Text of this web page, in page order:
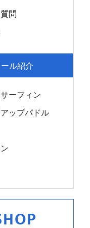
問
ル紹介
ーフィン
ップパドル